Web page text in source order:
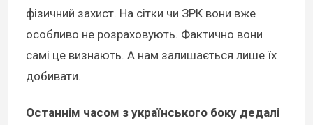
фізичний захист. На сітки чи ЗРК вони вже
особливо не розраховують. Фактично вони
самі це визнають. А нам залишається лише їх
добивати.
Останнім часом з українського боку дедалі